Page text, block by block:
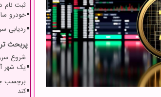
ثبت نام
خودرو ساعت ۱۶ پنجشنبه
ردیابی
پربحث
شروع
یک شهر
برچسب
کند